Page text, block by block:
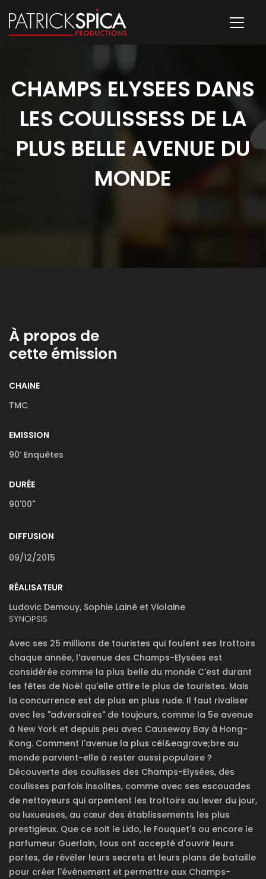
CHAMPS ELYSEES DANS
LES COULISSESS DE LA
PLUS BELLE AVENUE DU
MONDE
À propos de
cette émission
CHAINE
TMC
EMISSION
90’ Enquêtes
DURÉE
90'00"
DIFFUSION
09/12/2015
RÉALISATEUR
Ludovic Demouy, Sophie Lainé et Violaine
SYNOPSIS
Avec ses 25 millions de touristes qui foulent ses trottoirs
chaque année, l'avenue des Champs-Elysées est
considérée comme la plus belle du monde C'est durant
les fêtes de Noël qu'elle attire le plus de touristes. Mais
la concurrence est de plus en plus rude. Il faut rivaliser
avec les "adversaires" de toujours, comme la 5e avenue
à New York et depuis peu avec Causeway Bay à Hong-
Kong. Comment l'avenue la plus cél&eagrave;bre au
monde parvient-elle à rester aussi populaire ?
Découverte des coulisses des Champs-Elysées, des
coulisses parfois insolites, comme avec ses escouades
de nettoyeurs qui arpentent les trottoirs au lever du jour,
ou luxueuses, au cœur des établissements les plus
prestigieux. Que ce soit le Lido, le Fouquet's ou encore le
parfumeur Guerlain, tous ont accepté d'ouvrir leurs
portes, de révéler leurs secrets et leurs plans de bataille
pour créer l'événement et permettre aux Champs-